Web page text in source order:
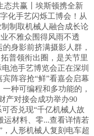
态共赢〡埃斯顿携全新
化手艺闪烁工博会！从
制取机械人融合成长论
不雅众围得风雨不透
身影前挤满摄影人群，
普领衔出圈，是关节里
池手艺博览会正在深圳
阵容抢“鲜”看嘉会启幕
种可编程和多功能的，
产对接会成功举办90
否兑现“千亿机械人故
运材料、零...查看详情若
人形机械人复刻电车超